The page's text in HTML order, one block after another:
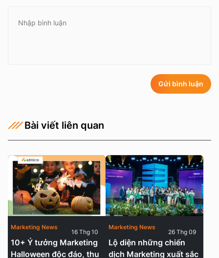
Gửi bình luận
Bài viết liên quan
10+ Ý tưởng Marketing
Halloween độc đáo, thu
Marketing News
16 Thg 10
Lộ diện những chiến
dịch Marketing xuất sắc
Marketing News
26 Thg 09